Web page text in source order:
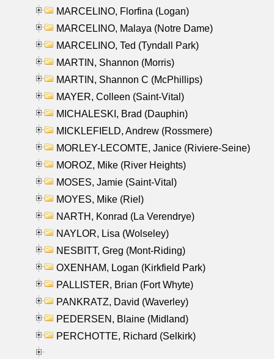
MARCELINO, Florfina (Logan)
MARCELINO, Malaya (Notre Dame)
MARCELINO, Ted (Tyndall Park)
MARTIN, Shannon (Morris)
MARTIN, Shannon C (McPhillips)
MAYER, Colleen (Saint-Vital)
MICHALESKI, Brad (Dauphin)
MICKLEFIELD, Andrew (Rossmere)
MORLEY-LECOMTE, Janice (Riviere-Seine)
MOROZ, Mike (River Heights)
MOSES, Jamie (Saint-Vital)
MOYES, Mike (Riel)
NARTH, Konrad (La Verendrye)
NAYLOR, Lisa (Wolseley)
NESBITT, Greg (Mont-Riding)
OXENHAM, Logan (Kirkfield Park)
PALLISTER, Brian (Fort Whyte)
PANKRATZ, David (Waverley)
PEDERSEN, Blaine (Midland)
PERCHOTTE, Richard (Selkirk)